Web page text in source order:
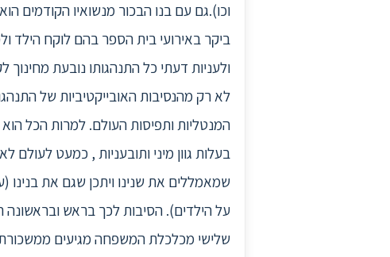
וכו).גם עם בנו הבכור מנשואיו הקודמים
ביקר באירועי בית הספר בהם לוקח הילד
ולעניות דעתי כל התנהגותו נובעת מחינוך
לא רק מהנסיבות האובייקטיביות של
המנטליות ותפיסות העולם. למרות הכל
בעלות גוון מיני ותובעניות , כמעט
שמאמללים את שנינו ויתכן שגם את
על הילדים). הסיבות לכך בראש
שלישי מכלכלת המשפחה מגיעים